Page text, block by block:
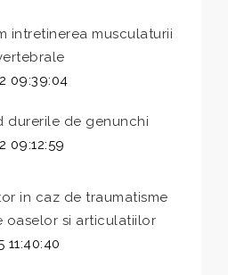
intretinerea musculaturii
09:39:04
durerile de genunchi
09:12:59
in caz de traumatisme
oaselor si articulatiilor
11:40:40